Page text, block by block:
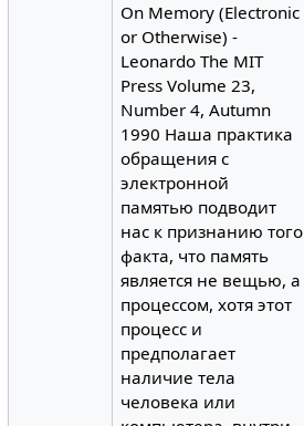
On Memory (Electronic
or Otherwise) -
Leonardo The MIT
Press Volume 23,
Number 4, Autumn
1990 Наша практика
обращения с
электронной
памятью подводит
нас к признанию того
факта, что память
является не вещью, а
процессом, хотя этот
процесс и
предполагает
наличие тела
человека или